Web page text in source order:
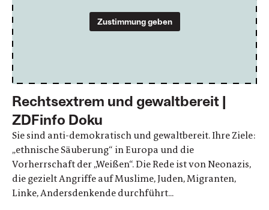
Zustimmung geben
Rechtsextrem und gewaltbereit |
ZDFinfo Doku
Sie sind anti-demokratisch und gewaltbereit. Ihre Ziele:
„ethnische Säuberung“ in Europa und die
Vorherrschaft der „Weißen“. Die Rede ist von Neonazis,
die gezielt Angriffe auf Muslime, Juden, Migranten,
Linke, Andersdenkende durchführt...